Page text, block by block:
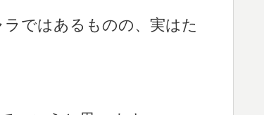
ラではあるものの、実はた